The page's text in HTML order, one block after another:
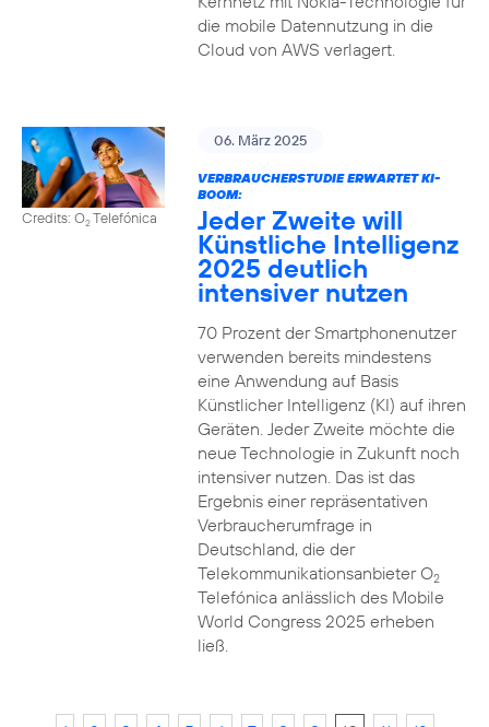
die mobile Datennutzung in die
Cloud von AWS verlagert.
Credits: O2Telefónica
06. März 2025
VERBRAUCHERSTUDIE ERWARTET KI-
BOOM:
Jeder Zweite will
Künstliche Intelligenz
2025 deutlich
intensiver nutzen
70 Prozent der Smartphonenutzer
verwenden bereits mindestens
eine Anwendung auf Basis
Künstlicher Intelligenz (KI) auf ihren
Geräten. Jeder Zweite möchte die
neue Technologie in Zukunft noch
intensiver nutzen. Das ist das
Ergebnis einer repräsentativen
Verbraucherumfrage in
Deutschland, die der
Telekommunikationsanbieter O2
Telefónica anlässlich des Mobile
World Congress 2025 erheben
ließ.